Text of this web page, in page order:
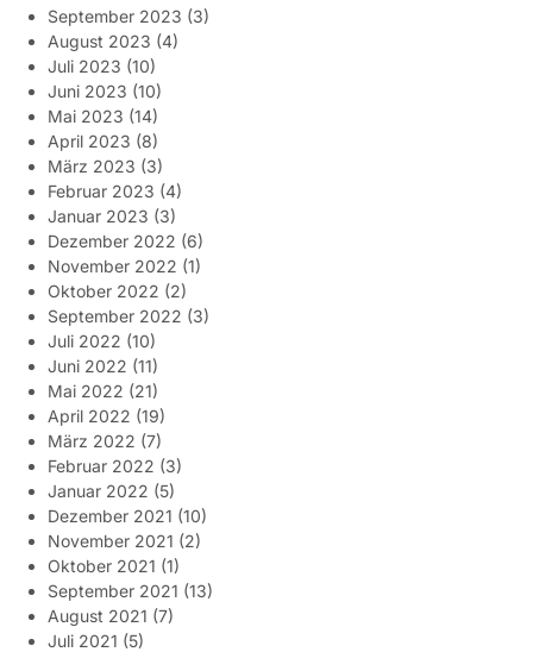
September 2023 (3)
August 2023 (4)
Juli 2023 (10)
Juni 2023 (10)
Mai 2023 (14)
April 2023 (8)
März 2023 (3)
Februar 2023 (4)
Januar 2023 (3)
Dezember 2022 (6)
November 2022 (1)
Oktober 2022 (2)
September 2022 (3)
Juli 2022 (10)
Juni 2022 (11)
Mai 2022 (21)
April 2022 (19)
März 2022 (7)
Februar 2022 (3)
Januar 2022 (5)
Dezember 2021 (10)
November 2021 (2)
Oktober 2021 (1)
September 2021 (13)
August 2021 (7)
Juli 2021 (5)